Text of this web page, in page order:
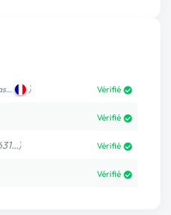
) Vérifié
Vérifié
Vérifié
Vérifié